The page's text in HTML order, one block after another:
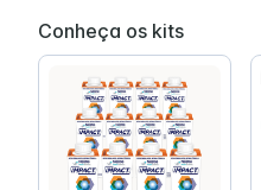
Conheça os kits